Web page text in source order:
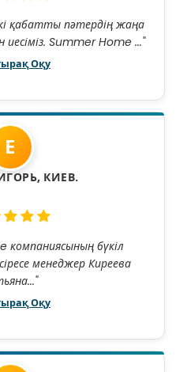
қабатты пәтердің жаңа
Summer Home ..."
Оқу
Е
КИЕВ.
бүкіл
менеджер Киреева
Оқу